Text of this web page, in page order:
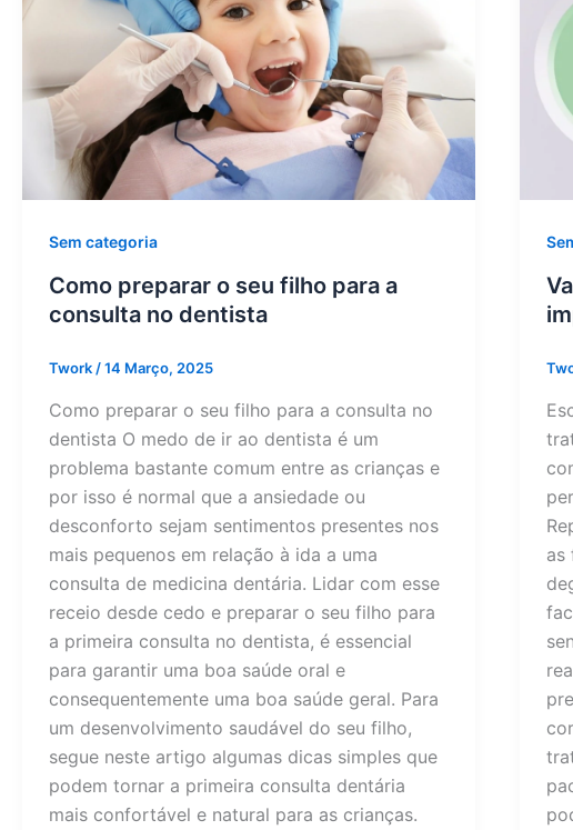
Sem categoria
Como preparar o seu filho para a
consulta no dentista
Twork/14 Março, 2025
Como preparar o seu filho para a consulta no
dentista O medo de ir ao dentista é um
problema bastante comum entre as crianças e
por isso é normal que a ansiedade ou
desconforto sejam sentimentos presentes nos
mais pequenos em relação à ida a uma
consulta de medicina dentária. Lidar com esse
receio desde cedo e preparar o seu filho para
a primeira consulta no dentista, é essencial
para garantir uma boa saúde oral e
consequentemente uma boa saúde geral. Para
um desenvolvimento saudável do seu filho,
segue neste artigo algumas dicas simples que
podem tornar a primeira consulta dentária
mais confortável e natural para as crianças.
as